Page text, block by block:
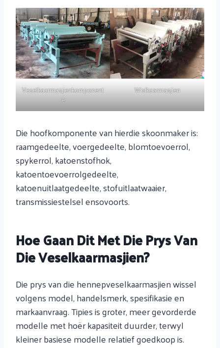
Veselkaarmasjienkomponent
e
Wolkaarmasjien
Die hoofkomponente van hierdie skoonmaker is:
raamgedeelte, voergedeelte, blomtoevoerrol,
spykerrol, katoenstofhok,
katoentoevoerrolgedeelte,
katoenuitlaatgedeelte, stofuitlaatwaaier,
transmissiestelsel ensovoorts.
Hoe Gaan Dit Met Die Prys Van
Die Veselkaarmasjien?
Die prys van die hennepveselkaarmasjien wissel
volgens model, handelsmerk, spesifikasie en
markaanvraag. Tipies is groter, meer gevorderde
modelle met hoër kapasiteit duurder, terwyl
kleiner basiese modelle relatief goedkoop is.